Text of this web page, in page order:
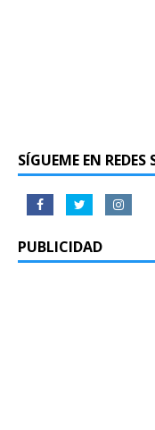
SÍGUEME EN REDES
PUBLICIDAD